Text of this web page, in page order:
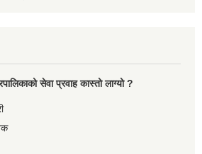
सेवा प्रवाह कास्तो लाग्यो ?